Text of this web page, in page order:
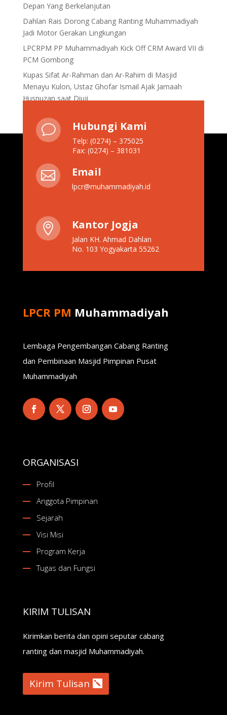
Depan Yang Berkelanjutan
Dahlan Rais Dorong Cabang Ranting Muhammadiyah
Jadi Motor Gerakan Lingkungan
LPCRPM PP Muhammadiyah Kick Off CRM Award VII di
PCM Gombong
Kupas Sifat Ar-Rahman dan Ar-Rahim di Masjid
Menayu Kulon, Ustaz Ghofar Ismail Ajak Jamaah
Husnuzan saat Diuji
v Hubungi Kami
Telp: (0274) – 375025
Fax: (0274) – 381031
 Email
lpcr@muhammadiyah.id
 Kantor Jogja
Jalan KH. Ahmad Dahlan
No. 103 Yogyakarta 55262
LPCR PM Muhammadiyah
Lembaga Pengembangan Cabang Ranting
dan Pembinaan Masjid Pimpinan Pusat
Muhammadiyah
ORGANISASI
Profil
Anggota Pimpinan
Sejarah
Visi Misi
Program Kerja
Tugas dan Fungsi
KIRIM TULISAN
Kirimkan berita dan opini seputar cabang
ranting dan masjid Muhammadiyah.
Kirim Tulisan